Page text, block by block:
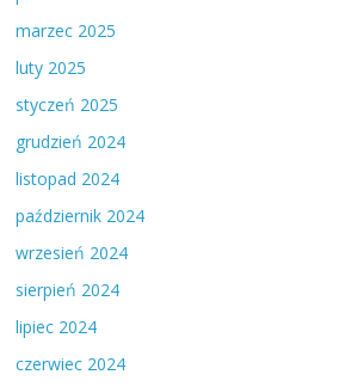
marzec 2025
luty 2025
styczeń 2025
grudzień 2024
listopad 2024
październik 2024
wrzesień 2024
sierpień 2024
lipiec 2024
czerwiec 2024